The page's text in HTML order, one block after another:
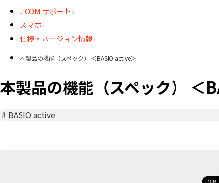
J:COM サポート
スマホ
仕様・バージョン情報
本製品の機能（スペック） ＜BASIO active＞
本製品の機能（スペック） ＜
# BASIO active